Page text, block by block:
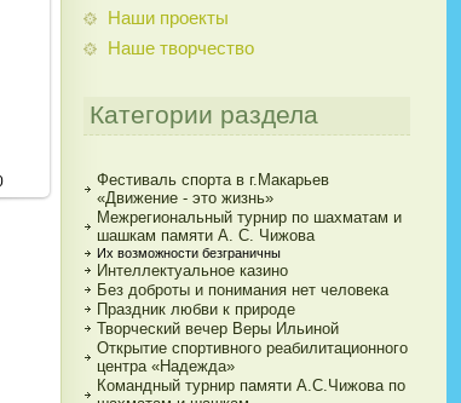
Наши проекты
Наше творчество
Категории раздела
Фестиваль спорта в г.Макарьев
«Движение - это жизнь»
Межрегиональный турнир по шахматам и
шашкам памяти А. С. Чижова
Их возможности безграничны
Интеллектуальное казино
Без доброты и понимания нет человека
Праздник любви к природе
Творческий вечер Веры Ильиной
Открытие спортивного реабилитационного
центра «Надежда»
Командный турнир памяти А.С.Чижова по